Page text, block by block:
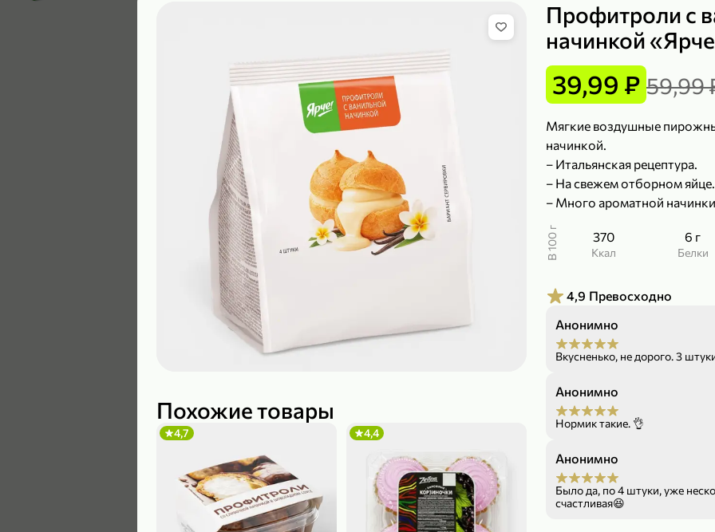
Похожие товары
4,7 4,4
Профитроли с
начинкой
39,99 ₽ 59,99
Мягкие воздушные
начинкой.
– Итальянская рецептура.
– На свежем отборном яйце.
– Много ароматной
В 100 г 370
ккал
6 г
Белки
4,9 Превосходно
Анонимно
Вкусненько, не дорого. 3
Анонимно
Нормик такие. 👌
Анонимно
Было да, по 4 штуки, уже несколько раз
счастливая😆
129,99 ₽
199,99 ₽
200 г
Сыр рассольный 35% «Comella», 200 г
149,99 ₽
120 г 139,99
219,99 ₽
5
150 г
Риет «Сибагро» с кедровыми орехами, 150 г
4,9
299,99 ₽
4,9
5 4,6